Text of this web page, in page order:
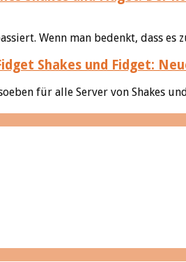
Wenn man bedenkt, dass es
Shakes und Fidget:
für alle Server von Shakes